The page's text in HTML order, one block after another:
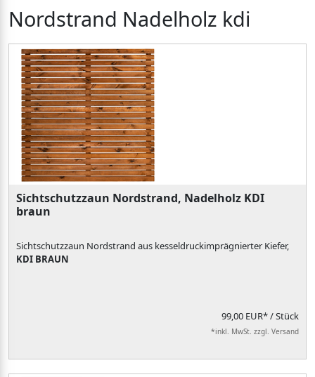
Nordstrand Nadelholz kdi
Sichtschutzzaun Nordstrand, Nadelholz KDI
braun
Sichtschutzzaun Nordstrand aus kesseldruckimprägnierter Kiefer,
KDI BRAUN
99,00 EUR*/ Stück
*inkl. MwSt. zzgl. Versand